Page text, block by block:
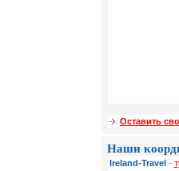
Оставить
Наши
Ireland-Travel -